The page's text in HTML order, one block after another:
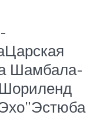
Шамбала-